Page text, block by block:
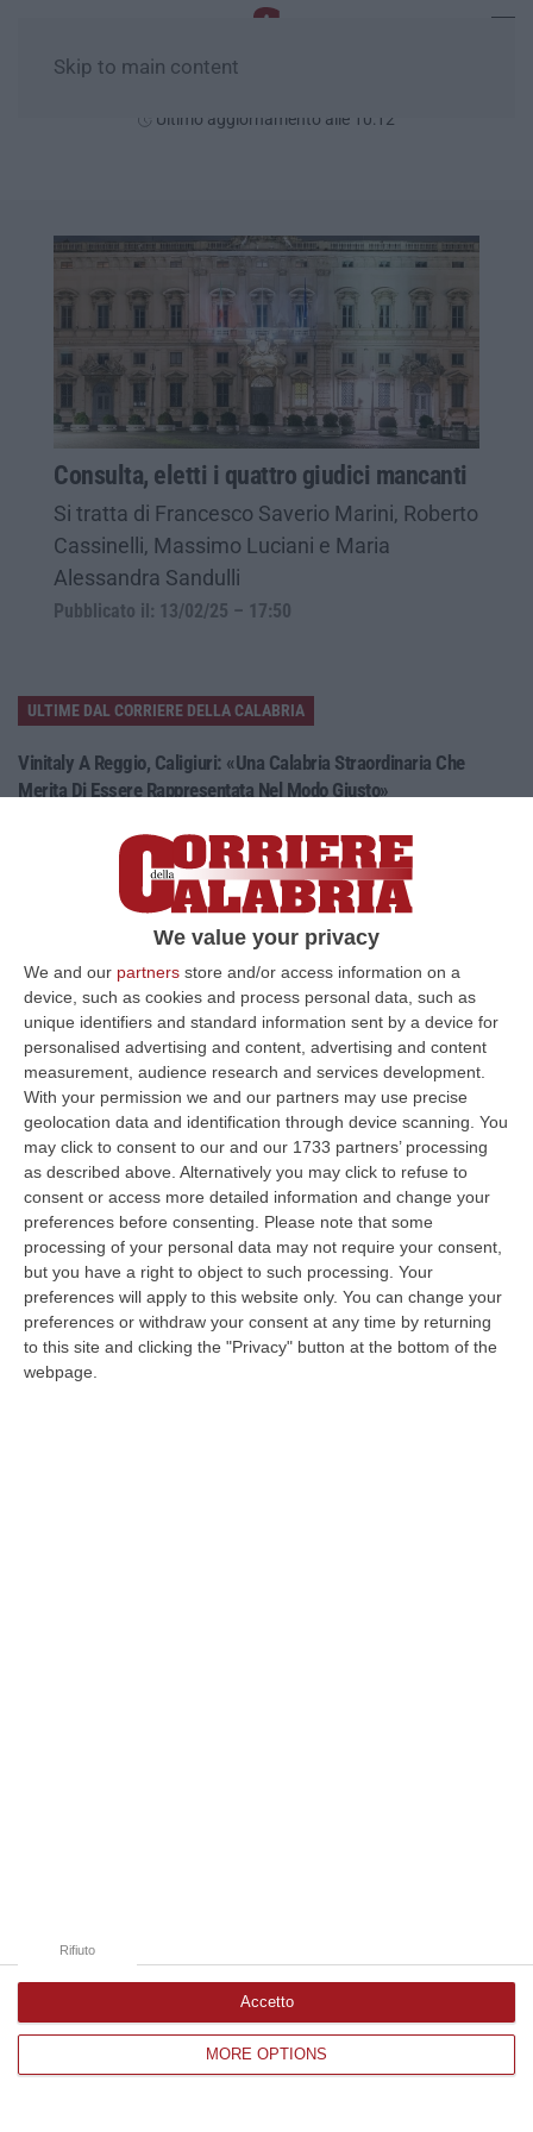
We value your privacy
We and our partners store and/or access information on a
device, such as cookies and process personal data, such as
unique identifiers and standard information sent by a device for
personalised advertising and content, advertising and content
measurement, audience research and services development.
With your permission we and our partners may use precise
geolocation data and identification through device scanning. You
may click to consent to our and our 1733 partners’ processing
as described above. Alternatively you may click to refuse to
consent or access more detailed information and change your
preferences before consenting.
Please note that some
processing of your personal data may not require your consent,
but you have a right to object to such processing. Your
preferences will apply to this website only. You can change your
preferences or withdraw your consent at any time by returning
to this site and clicking the "Privacy" button at the bottom of the
webpage.
MORE OPTIONS
Rifiuto
Accetto
Skip to main content
Ultimo aggiornamento alle 10:12
Consulta, eletti i quattro giudici mancanti
Si tratta di Francesco Saverio Marini, Roberto
Cassinelli, Massimo Luciani e Maria
Alessandra Sandulli
Pubblicato il: 13/02/25 – 17:50
ULTIME DAL CORRIERE DELLA CALABRIA
Vinitaly A Reggio, Caligiuri: «Una Calabria Straordinaria Che
Merita Di Essere Rappresentata Nel Modo Giusto»
eccellenze calabresi. Tutto in «un territorio che è meraviglioso, sul
09 Agosto, 10:12
Rissa Tra Tifosi Durante Real Polistena-Sinopolese, Emessi Due
Daspo
“La polizia ha notificato due provvedimenti di daspo, emessi dalla
Questura di Reggio Calabria a fine luglio, nei confronti di tifosi ritenu…
09 Agosto, 9:36
Truffa Tramite False Piattaforme Di Criptovalute, Due Indagati
“Le criptovalute continuano a rappresentare uno degli strumenti più
frequentemente utilizzati dai truffatori per attirare potenziali vittime…
09 Agosto, 9:32
Reggio Calabria, Zoppas: «Il Vinitaly È Uno Strumento Incredibile
Per Gli Imprenditori»
” REGGIO CALABRIA «La Calabria sta lavorando benissimo sulla filiera
del vino e deve continuare ad investire. Il vino italiano sta passando…
09 Agosto, 9:32
Corriere delle Calabria è una testata giornalistica di News&Com S.r.l